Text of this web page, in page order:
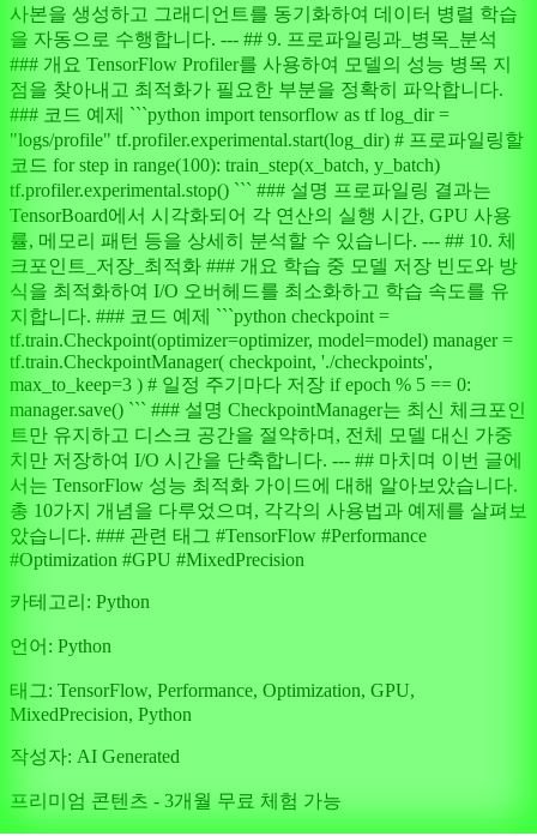
사본을 생성하고 그래디언트를 동기화하여 데이터 병렬 학습
을 자동으로 수행합니다. --- ## 9. 프로파일링과_병목_분석
### 개요 TensorFlow Profiler를 사용하여 모델의 성능 병목 지
점을 찾아내고 최적화가 필요한 부분을 정확히 파악합니다.
### 코드 예제 ```python import tensorflow as tf log_dir =
"logs/profile" tf.profiler.experimental.start(log_dir) # 프로파일링할
코드 for step in range(100): train_step(x_batch, y_batch)
tf.profiler.experimental.stop() ``` ### 설명 프로파일링 결과는
TensorBoard에서 시각화되어 각 연산의 실행 시간, GPU 사용
률, 메모리 패턴 등을 상세히 분석할 수 있습니다. --- ## 10. 체
크포인트_저장_최적화 ### 개요 학습 중 모델 저장 빈도와 방
식을 최적화하여 I/O 오버헤드를 최소화하고 학습 속도를 유
지합니다. ### 코드 예제 ```python checkpoint =
tf.train.Checkpoint(optimizer=optimizer, model=model) manager =
tf.train.CheckpointManager( checkpoint, './checkpoints',
max_to_keep=3 ) # 일정 주기마다 저장 if epoch % 5 == 0:
manager.save() ``` ### 설명 CheckpointManager는 최신 체크포인
트만 유지하고 디스크 공간을 절약하며, 전체 모델 대신 가중
치만 저장하여 I/O 시간을 단축합니다. --- ## 마치며 이번 글에
서는 TensorFlow 성능 최적화 가이드에 대해 알아보았습니다.
총 10가지 개념을 다루었으며, 각각의 사용법과 예제를 살펴보
았습니다. ### 관련 태그 #TensorFlow #Performance
#Optimization #GPU #MixedPrecision
카테고리: Python
언어: Python
태그: TensorFlow, Performance, Optimization, GPU,
MixedPrecision, Python
작성자: AI Generated
프리미엄 콘텐츠 - 3개월 무료 체험 가능